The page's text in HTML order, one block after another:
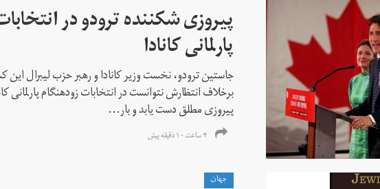
پیروزی شکننده ترودو در
پارلمانی کانادا
جاستین ترودو، نخست وزیر کانادا و رهبر حزب لیبرال این
برخلاف انتظارش نتوانست در انتخابات زود‌هنگام پارلمانی
پیروزی مطلق دست یابد و بار...
۴ ساعت ۱۰ دقیقه پیش
جهان